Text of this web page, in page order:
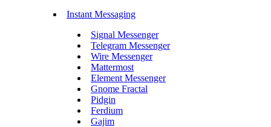
Instant Messaging
Signal Messenger
Telegram Messenger
Wire Messenger
Mattermost
Element Messenger
Gnome Fractal
Pidgin
Ferdium
Gajim